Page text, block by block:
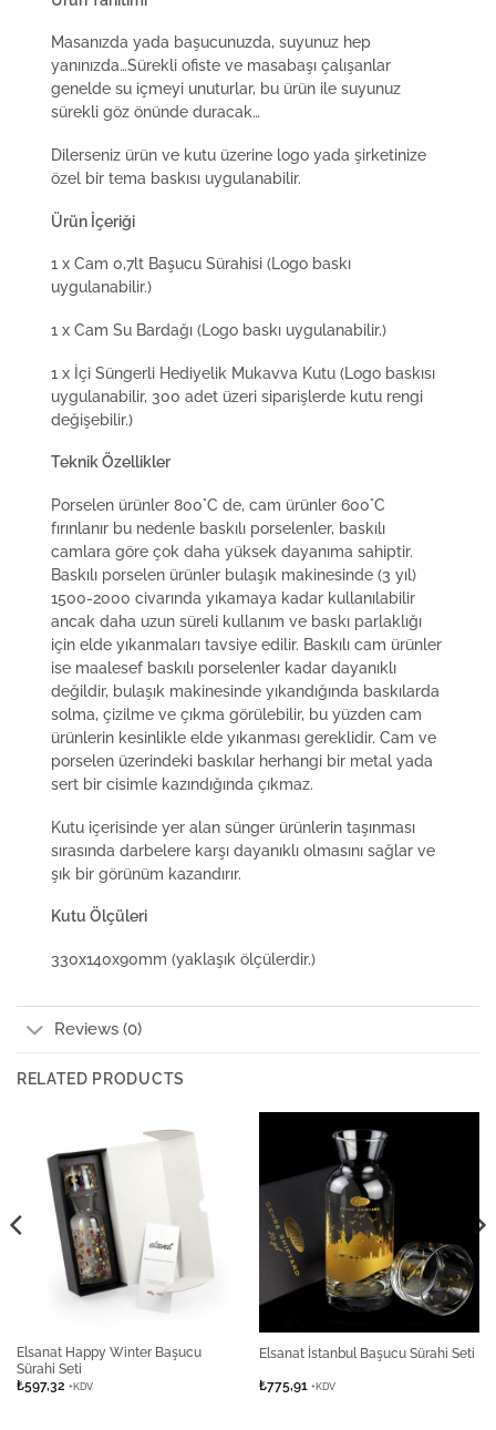
Masanızda yada başucunuzda, suyunuz hep
yanınızda…Sürekli ofiste ve masabaşı çalışanlar
genelde su içmeyi unuturlar, bu ürün ile suyunuz
sürekli göz önünde duracak…
Dilerseniz ürün ve kutu üzerine logo yada şirketinize
özel bir tema baskısı uygulanabilir.
Ürün İçeriği
1 x Cam 0,7lt Başucu Sürahisi (Logo baskı
uygulanabilir.)
1 x Cam Su Bardağı (Logo baskı uygulanabilir.)
1 x İçi Süngerli Hediyelik Mukavva Kutu (Logo baskısı
uygulanabilir, 300 adet üzeri siparişlerde kutu rengi
değişebilir.)
Teknik Özellikler
Porselen ürünler 800°C de, cam ürünler 600°C
fırınlanır bu nedenle baskılı porselenler, baskılı
camlara göre çok daha yüksek dayanıma sahiptir.
Baskılı porselen ürünler bulaşık makinesinde (3 yıl)
1500-2000 civarında yıkamaya kadar kullanılabilir
ancak daha uzun süreli kullanım ve baskı parlaklığı
için elde yıkanmaları tavsiye edilir. Baskılı cam ürünler
ise maalesef baskılı porselenler kadar dayanıklı
değildir, bulaşık makinesinde yıkandığında baskılarda
solma, çizilme ve çıkma görülebilir, bu yüzden cam
ürünlerin kesinlikle elde yıkanması gereklidir. Cam ve
porselen üzerindeki baskılar herhangi bir metal yada
sert bir cisimle kazındığında çıkmaz.
Kutu içerisinde yer alan sünger ürünlerin taşınması
sırasında darbelere karşı dayanıklı olmasını sağlar ve
şık bir görünüm kazandırır.
Kutu Ölçüleri
330x140x90mm (yaklaşık ölçülerdir.)
Reviews (0)
RELATED PRODUCTS
Elsanat Happy Winter Başucu
Sürahi Seti
₺597,32 +KDV
Elsanat İstanbul Başucu Sürahi Seti
₺775,91 +KDV